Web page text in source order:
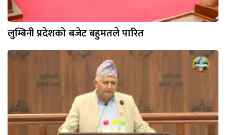
लुम्बिनी प्रदेशको बजेट बहुमतले पारित